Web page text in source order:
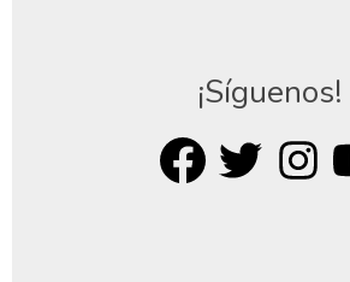
¡Síguenos!